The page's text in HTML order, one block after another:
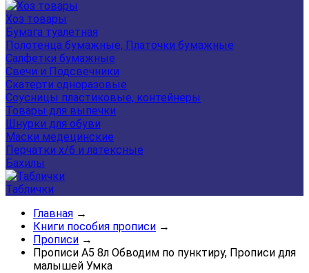
Хоз товары
Бумага туалетная
Полотенца бумажные, Платочки бумажные
Салфетки бумажные
Свечи и Подсвечники
Скатерти одноразовые
Соусницы пластиковые, контейнеры
Товары для выпечки
Шнурки для обуви
Маски медецинские
Перчатки х/б и латексные
Бахилы
Таблички
Главная →
Книги пособия прописи →
Прописи →
Прописи А5 8л Обводим по пунктиру, Прописи для
малышей Умка